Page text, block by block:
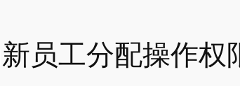
员工分配操作权